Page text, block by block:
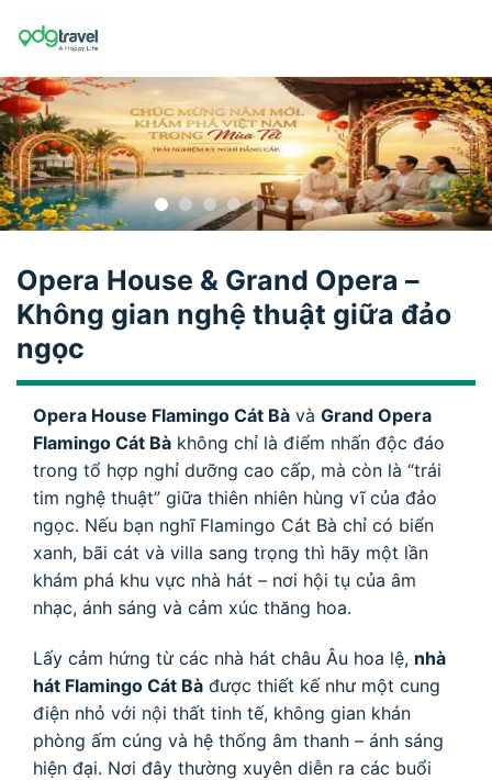
Opera House & Grand Opera –
Không gian nghệ thuật giữa đảo
ngọc
Opera House Flamingo Cát Bà và Grand Opera
Flamingo Cát Bà không chỉ là điểm nhấn độc đáo
trong tổ hợp nghỉ dưỡng cao cấp, mà còn là “trái
tim nghệ thuật” giữa thiên nhiên hùng vĩ của đảo
ngọc. Nếu bạn nghĩ Flamingo Cát Bà chỉ có biển
xanh, bãi cát và villa sang trọng thì hãy một lần
khám phá khu vực nhà hát – nơi hội tụ của âm
nhạc, ánh sáng và cảm xúc thăng hoa.
Lấy cảm hứng từ các nhà hát châu Âu hoa lệ, nhà
hát Flamingo Cát Bà được thiết kế như một cung
điện nhỏ với nội thất tinh tế, không gian khán
phòng ấm cúng và hệ thống âm thanh – ánh sáng
hiện đại. Nơi đây thường xuyên diễn ra các buổi